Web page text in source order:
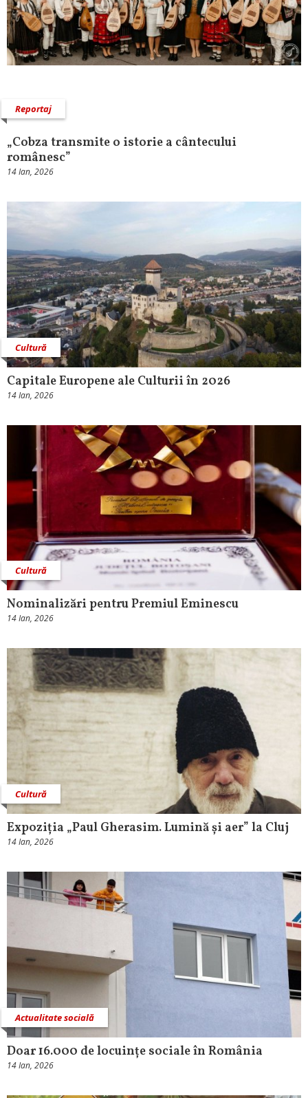
Reportaj
„Cobza transmite o istorie a cântecului
românesc”
14 Ian, 2026
Cultură
Capitale Europene ale Culturii în 2026
14 Ian, 2026
Cultură
Nominalizări pentru Premiul Eminescu
14 Ian, 2026
Cultură
Expoziția „Paul Gherasim. Lumină și aer” la Cluj
14 Ian, 2026
Actualitate socială
Doar 16.000 de locuințe sociale în România
14 Ian, 2026